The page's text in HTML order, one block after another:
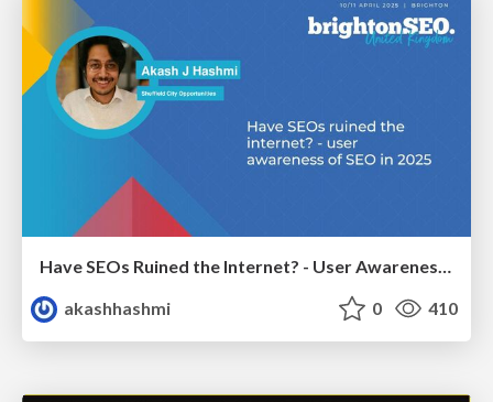
akashhashmi
0 410